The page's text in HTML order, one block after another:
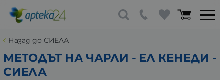
Назад до СИЕЛА
МЕТОДЪТ НА ЧАРЛИ - ЕЛ КЕНЕДИ -
СИЕЛА